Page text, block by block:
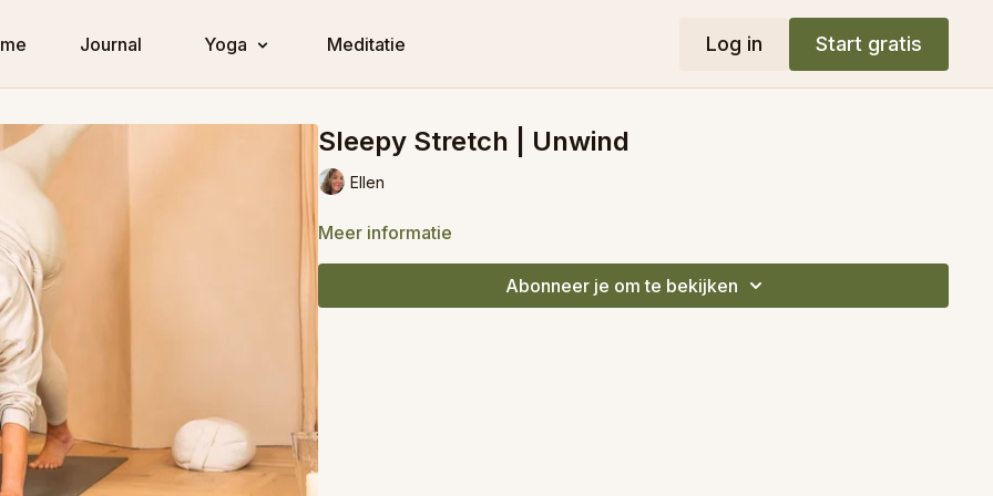
Journal Yoga Meditatie Log in Start gratis
Sleepy Stretch | Unwind
Ellen
Meer informatie
Abonneer je om te bekijken